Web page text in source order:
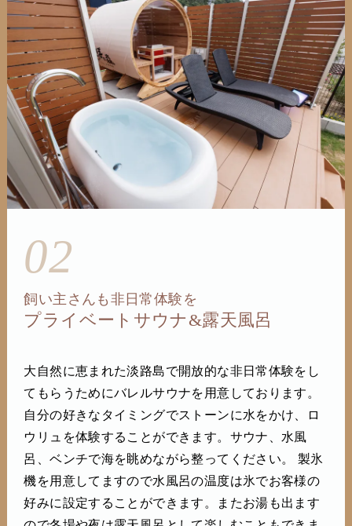
02
飼い主さんも非日常体験を
プライベートサウナ&露天風呂
大自然に恵まれた淡路島で開放的な非日常体験をし
てもらうためにバレルサウナを用意しております。
自分の好きなタイミングでストーンに水をかけ、ロ
ウリュを体験することができます。サウナ、水風
呂、ベンチで海を眺めながら整ってください。 製氷
機を用意してますので水風呂の温度は氷でお客様の
好みに設定することができます。またお湯も出ます